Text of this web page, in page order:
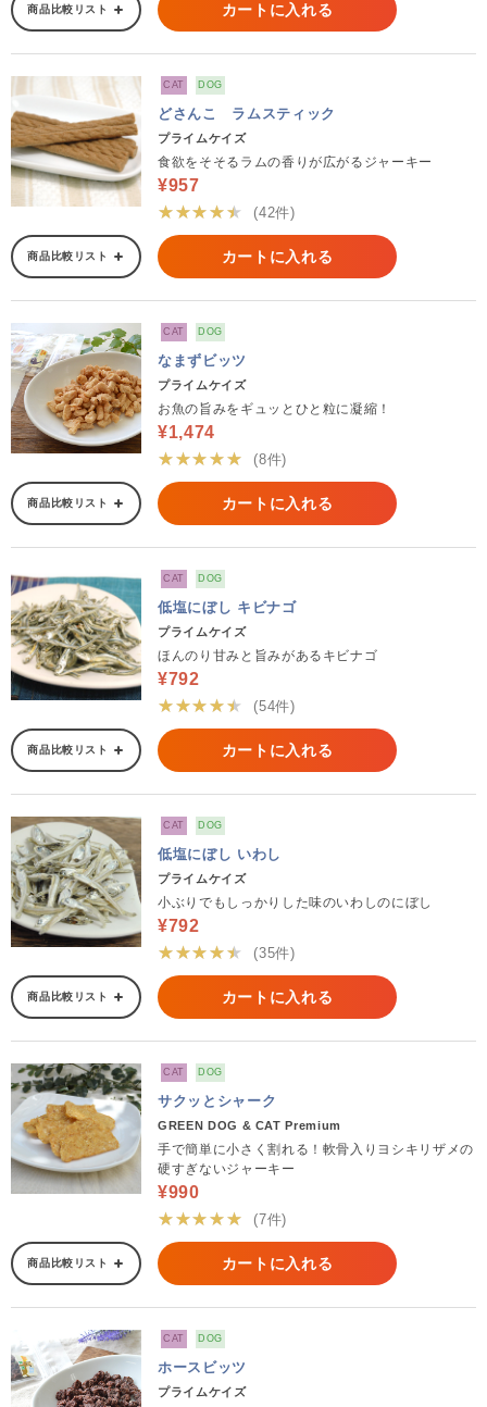
商品比較リスト カートに入れる
CAT DOG
どさんこ ラムスティック
プライムケイズ
食欲をそそるラムの香りが広がるジャーキー
¥957
★★★★★
(42件)
商品比較リスト カートに入れる
CAT DOG
なまずビッツ
プライムケイズ
お魚の旨みをギュッとひと粒に凝縮！
¥1,474
★★★★★
(8件)
商品比較リスト カートに入れる
CAT DOG
低塩にぼし キビナゴ
プライムケイズ
ほんのり甘みと旨みがあるキビナゴ
¥792
★★★★★
(54件)
商品比較リスト カートに入れる
CAT DOG
低塩にぼし いわし
プライムケイズ
小ぶりでもしっかりした味のいわしのにぼし
¥792
★★★★★
(35件)
商品比較リスト カートに入れる
CAT DOG
サクッとシャーク
GREEN DOG & CAT Premium
手で簡単に小さく割れる！軟骨入りヨシキリザメの
硬すぎないジャーキー
¥990
★★★★★
(7件)
商品比較リスト カートに入れる
CAT DOG
ホースビッツ
プライムケイズ